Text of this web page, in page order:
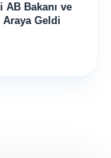
Bakanı ve
Geldi